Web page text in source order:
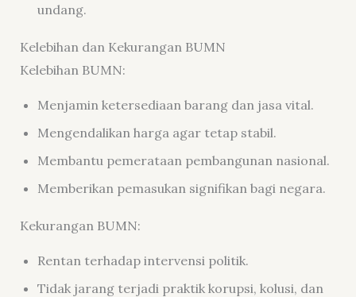
undang.
Kelebihan dan Kekurangan BUMN
Kelebihan BUMN:
Menjamin ketersediaan barang dan jasa vital.
Mengendalikan harga agar tetap stabil.
Membantu pemerataan pembangunan nasional.
Memberikan pemasukan signifikan bagi negara.
Kekurangan BUMN:
Rentan terhadap intervensi politik.
Tidak jarang terjadi praktik korupsi, kolusi, dan